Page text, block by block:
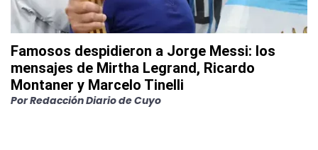
Famosos despidieron a Jorge Messi: los
mensajes de Mirtha Legrand, Ricardo
Montaner y Marcelo Tinelli
PorRedacción Diario de Cuyo